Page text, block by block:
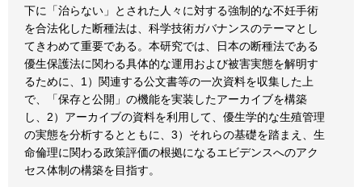
下に「治らない」とされた人々に対する強制的な不妊手術
を合法化した断種法は、科学技術ガバナンスのテーマとし
てきわめて重要である。本研究では、日本の断種法である
優生保護法に関わる具体的な運用および被害実態を解明す
るために、1）関連する公文書等の一次資料を収集した上
で、「保存と公開」の機能を実装したアーカイブを構築
し、2）アーカイブの資料を利用して、優生学的な生殖管理
の実態を分析するとともに、3）それらの基礎を踏まえ、生
命倫理に関わる政策評価の根拠になるエビデンスへのアク
セス体制の構築を目指す。